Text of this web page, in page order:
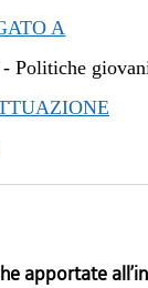
A
-Politiche
apportate